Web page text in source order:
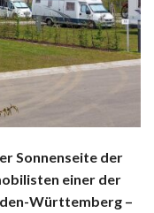
Sonnenseite der
einer der
Württemberg –